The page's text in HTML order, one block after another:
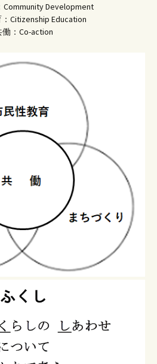
Community Development
Citizenship Education
働：Co-action